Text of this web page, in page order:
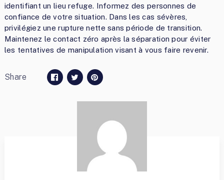
identifiant un lieu refuge. Informez des personnes de
confiance de votre situation. Dans les cas sévères,
privilégiez une rupture nette sans période de transition.
Maintenez le contact zéro après la séparation pour éviter
les tentatives de manipulation visant à vous faire revenir.
Share